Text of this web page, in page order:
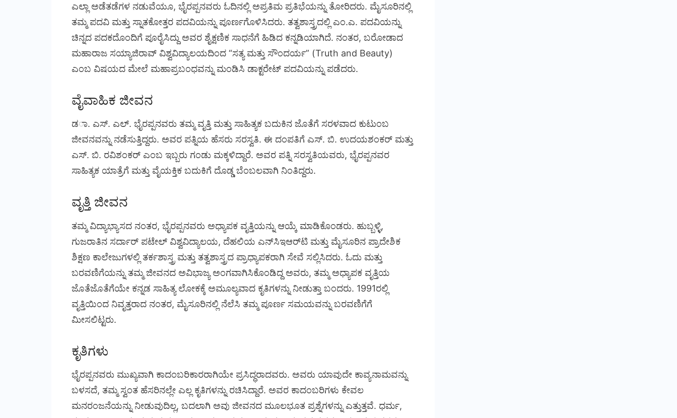
ಎಲ್ಲಾ ಅಡೆತಡೆಗಳ ನಡುವೆಯೂ, ಭೈರಪ್ಪನವರು ಓದಿನಲ್ಲಿ ಅಪ್ರತಿಮ ಪ್ರತಿಭೆಯನ್ನು ತೋರಿದರು. ಮೈಸೂರಿನಲ್ಲಿ
ತಮ್ಮ ಪದವಿ ಮತ್ತು ಸ್ನಾತಕೋತ್ತರ ಪದವಿಯನ್ನು ಪೂರ್ಣಗೊಳಿಸಿದರು. ತತ್ವಶಾಸ್ತ್ರದಲ್ಲಿ ಎಂ.ಎ. ಪದವಿಯನ್ನು
ಚಿನ್ನದ ಪದಕದೊಂದಿಗೆ ಪೂರೈಸಿದ್ದು ಅವರ ಶೈಕ್ಷಣಿಕ ಸಾಧನೆಗೆ ಹಿಡಿದ ಕನ್ನಡಿಯಾಗಿದೆ. ನಂತರ, ಬರೋಡಾದ
ಮಹಾರಾಜ ಸಯ್ಯಾಜಿರಾವ್ ವಿಶ್ವವಿದ್ಯಾಲಯದಿಂದ “ಸತ್ಯ ಮತ್ತು ಸೌಂದರ್ಯ” (Truth and Beauty)
ಎಂಬ ವಿಷಯದ ಮೇಲೆ ಮಹಾಪ್ರಬಂಧವನ್ನು ಮಂಡಿಸಿ ಡಾಕ್ಟರೇಟ್ ಪದವಿಯನ್ನು ಪಡೆದರು.
ವೈವಾಹಿಕ ಜೀವನ
ಡಾ. ಎಸ್. ಎಲ್. ಭೈರಪ್ಪನವರು ತಮ್ಮ ವೃತ್ತಿ ಮತ್ತು ಸಾಹಿತ್ಯಕ ಬದುಕಿನ ಜೊತೆಗೆ ಸರಳವಾದ ಕುಟುಂಬ
ಜೀವನವನ್ನು ನಡೆಸುತ್ತಿದ್ದರು. ಅವರ ಪತ್ನಿಯ ಹೆಸರು ಸರಸ್ವತಿ. ಈ ದಂಪತಿಗೆ ಎಸ್. ಬಿ. ಉದಯಶಂಕರ್ ಮತ್ತು
ಎಸ್. ಬಿ. ರವಿಶಂಕರ್ ಎಂಬ ಇಬ್ಬರು ಗಂಡು ಮಕ್ಕಳಿದ್ದಾರೆ. ಅವರ ಪತ್ನಿ ಸರಸ್ವತಿಯವರು, ಭೈರಪ್ಪನವರ
ಸಾಹಿತ್ಯಕ ಯಾತ್ರೆಗೆ ಮತ್ತು ವೈಯಕ್ತಿಕ ಬದುಕಿಗೆ ದೊಡ್ಡ ಬೆಂಬಲವಾಗಿ ನಿಂತಿದ್ದರು.
ವೃತ್ತಿ ಜೀವನ
ತಮ್ಮ ವಿದ್ಯಾಭ್ಯಾಸದ ನಂತರ, ಭೈರಪ್ಪನವರು ಅಧ್ಯಾಪಕ ವೃತ್ತಿಯನ್ನು ಆಯ್ಕೆ ಮಾಡಿಕೊಂಡರು. ಹುಬ್ಬಳ್ಳಿ,
ಗುಜರಾತಿನ ಸರ್ದಾರ್ ಪಟೇಲ್ ವಿಶ್ವವಿದ್ಯಾಲಯ, ದೆಹಲಿಯ ಎನ್‌ಸಿಇಆರ್‌ಟಿ ಮತ್ತು ಮೈಸೂರಿನ ಪ್ರಾದೇಶಿಕ
ಶಿಕ್ಷಣ ಕಾಲೇಜುಗಳಲ್ಲಿ ತರ್ಕಶಾಸ್ತ್ರ ಮತ್ತು ತತ್ವಶಾಸ್ತ್ರದ ಪ್ರಾಧ್ಯಾಪಕರಾಗಿ ಸೇವೆ ಸಲ್ಲಿಸಿದರು. ಓದು ಮತ್ತು
ಬರವಣಿಗೆಯನ್ನು ತಮ್ಮ ಜೀವನದ ಅವಿಭಾಜ್ಯ ಅಂಗವಾಗಿಸಿಕೊಂಡಿದ್ದ ಅವರು, ತಮ್ಮ ಅಧ್ಯಾಪಕ ವೃತ್ತಿಯ
ಜೊತೆಜೊತೆಗೆಯೇ ಕನ್ನಡ ಸಾಹಿತ್ಯ ಲೋಕಕ್ಕೆ ಅಮೂಲ್ಯವಾದ ಕೃತಿಗಳನ್ನು ನೀಡುತ್ತಾ ಬಂದರು. 1991ರಲ್ಲಿ
ವೃತ್ತಿಯಿಂದ ನಿವೃತ್ತರಾದ ನಂತರ, ಮೈಸೂರಿನಲ್ಲಿ ನೆಲೆಸಿ ತಮ್ಮ ಪೂರ್ಣ ಸಮಯವನ್ನು ಬರವಣಿಗೆಗೆ
ಮೀಸಲಿಟ್ಟರು.
ಕೃತಿಗಳು
ಭೈರಪ್ಪನವರು ಮುಖ್ಯವಾಗಿ ಕಾದಂಬರಿಕಾರರಾಗಿಯೇ ಪ್ರಸಿದ್ಧರಾದವರು. ಅವರು ಯಾವುದೇ ಕಾವ್ಯನಾಮವನ್ನು
ಬಳಸದೆ, ತಮ್ಮ ಸ್ವಂತ ಹೆಸರಿನಲ್ಲೇ ಎಲ್ಲ ಕೃತಿಗಳನ್ನು ರಚಿಸಿದ್ದಾರೆ. ಅವರ ಕಾದಂಬರಿಗಳು ಕೇವಲ
ಮನರಂಜನೆಯನ್ನು ನೀಡುವುದಿಲ್ಲ, ಬದಲಾಗಿ ಅವು ಜೀವನದ ಮೂಲಭೂತ ಪ್ರಶ್ನೆಗಳನ್ನು ಎತ್ತುತ್ತವೆ. ಧರ್ಮ,